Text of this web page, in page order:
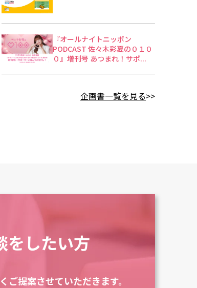
『オールナイトニッポン
PODCAST 佐々木彩夏の０１０
０』増刊号 あつまれ！サポ...
企画書一覧を見る>>
をしたい方
ご提案させていただきます。